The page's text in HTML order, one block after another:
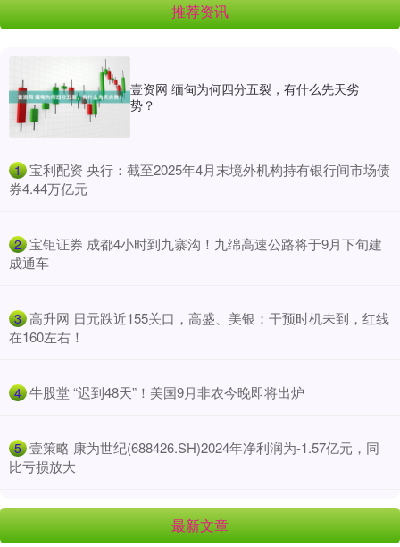
推荐资讯
壹资网 缅甸为何四分五裂，有什么先天劣
势？
1 ​宝利配资 央行：截至2025年4月末境外机构持有银行间市场债
券4.44万亿元
2 ​宝钜证券 成都4小时到九寨沟！九绵高速公路将于9月下旬建
成通车
3 ​高升网 日元跌近155关口，高盛、美银：干预时机未到，红线
在160左右！
4 ​牛股堂 “迟到48天”！美国9月非农今晚即将出炉
5 ​壹策略 康为世纪(688426.SH)2024年净利润为-1.57亿元，同
比亏损放大
最新文章